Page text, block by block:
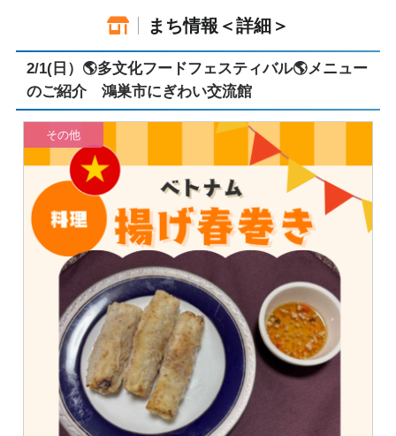
まち情報＜詳細＞
2/1(日）🌎多文化フードフェスティバル🌎メニュー
のご紹介 鴻巣市にぎわい交流館
その他